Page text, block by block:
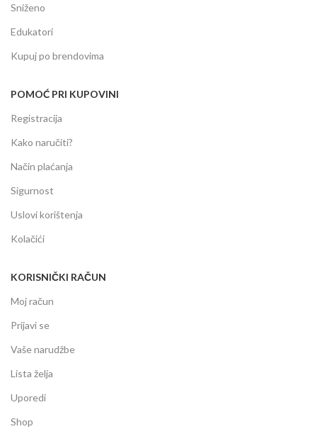
Sniženo
Edukatori
Kupuj po brendovima
POMOĆ PRI KUPOVINI
Registracija
Kako naručiti?
Način plaćanja
Sigurnost
Uslovi korištenja
Kolačići
KORISNIČKI RAČUN
Moj račun
Prijavi se
Vaše narudžbe
Lista želja
Uporedi
Shop